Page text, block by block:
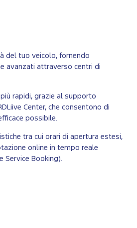
del tuo veicolo, fornendo
avanzati attraverso centri di
rapidi, grazie al supporto
Center, che consentono di
possibile.
tra cui orari di apertura estesi,
online in tempo reale
Service Booking).